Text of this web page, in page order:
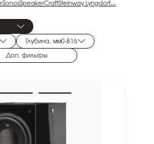
SonosSpeakerCraftSteinway Lyngdorf...
AUDIO PRO
Davis Acoustics
HECO Indiana Line Kanto Audio
Logan Mission Monitor Audio
Глубина, мм0-816
Доп. фильтры